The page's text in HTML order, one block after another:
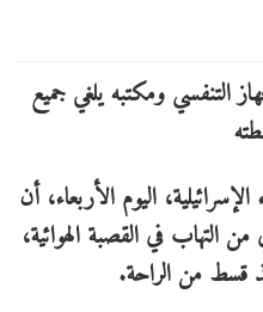
اليوم الأربعاء، أن
من التهاب في القصبة الهوائية،
قسط من الراحة.